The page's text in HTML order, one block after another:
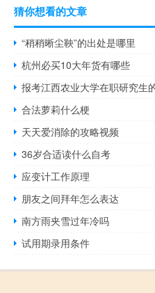
猜你想看的文章
“稍稍晰尘鞅”的出处是哪里
杭州必买10大年货有哪些
报考江西农业大学在职研究生
合法萝莉什么梗
天天爱消除的攻略视频
36岁合适读什么自考
应变计工作原理
朋友之间拜年怎么表达
南方雨夹雪过年冷吗
试用期录用条件